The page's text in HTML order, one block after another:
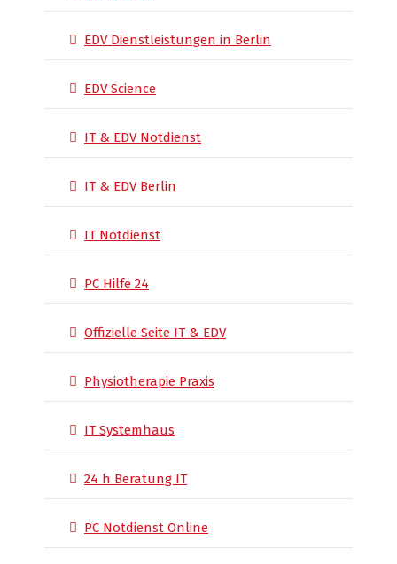
EDV Dienstleistungen in Berlin
EDV Science
IT & EDV Notdienst
IT & EDV Berlin
IT Notdienst
PC Hilfe 24
Offizielle Seite IT & EDV
Physiotherapie Praxis
IT Systemhaus
24 h Beratung IT
PC Notdienst Online